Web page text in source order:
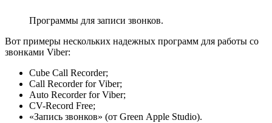
Программы для записи звонков.
Вот примеры нескольких надежных программ для работы со
звонками Viber:
Cube Call Recorder;
Call Recorder for Viber;
Auto Recorder for Viber;
CV-Record Free;
«Запись звонков» (от Green Apple Studio).